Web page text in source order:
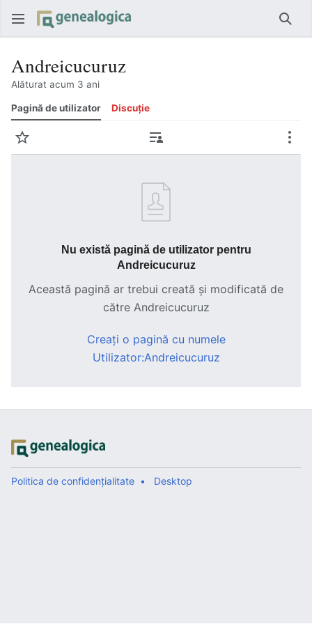
Andreicucuruz
Alăturat acum 3 ani
Pagină de utilizator Discuție
Urmărire Contribuții Mai
Nu există pagină de utilizator pentru
Andreicucuruz
Această pagină ar trebui creată și modificată de
către Andreicucuruz
Creați o pagină cu numele
Utilizator:Andreicucuruz
Politica de confidențialitate Desktop